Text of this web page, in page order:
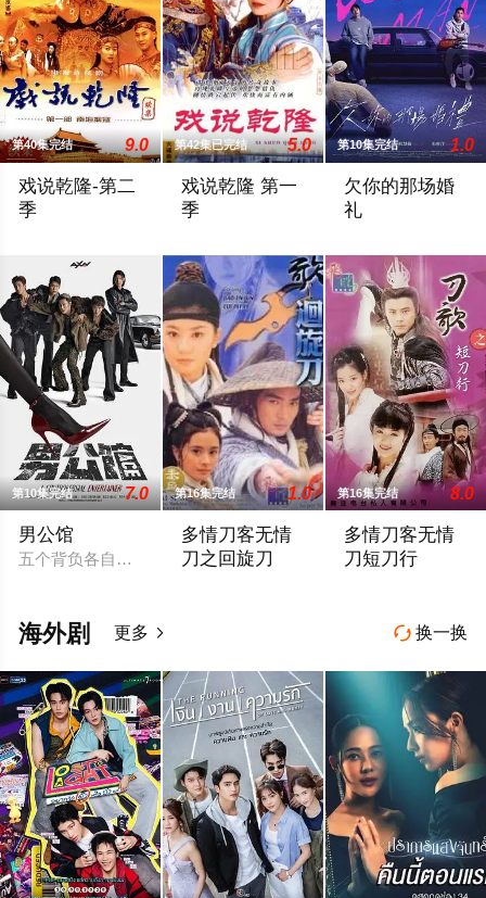
第40集完结 9.0
戏说乾隆-第二
季
第42集已完结 5.0
戏说乾隆 第一
季
第10集完结 1.0
欠你的那场婚
礼
第10集完结 7.0
男公馆
五个背负各自问题和故事的人，为了逃避过去，阴错阳差的到
第16集完结 1.0
多情刀客无情
刀之回旋刀
第16集完结 8.0
多情刀客无情
刀短刀行
 换一换
海外剧 更多 